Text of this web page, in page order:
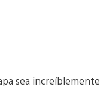
sea increíblemente